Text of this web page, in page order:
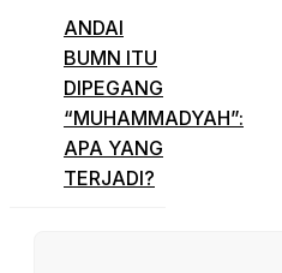
ANDAI
BUMN ITU
DIPEGANG
“MUHAMMADYAH”:
APA YANG
TERJADI?